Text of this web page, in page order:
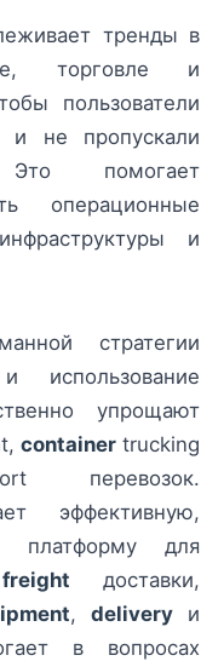
тренды в
торговле и
пользователи
и не пропускали
помогает
операционные
и
стратегии
использование
упрощают
container trucking
перевозок.
эффективную,
платформу для
freight доставки,
, deliveryи
в вопросах